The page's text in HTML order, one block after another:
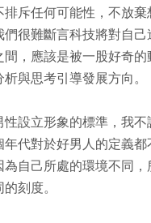
排斥任何可能性，不放
們很難斷言科技將對自己
，應該是被一股好奇
與思考引導發展方向。
設立形象的標準，我
年代對於好男人的定義
為自己所處的環境不同
刻度。